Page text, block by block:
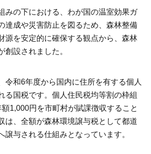
みの下における、わが国の温室効果ガ
達成や災害防止を図るため、森林整備
源を安定的に確保する観点から、森林
創設されました。
和6年度から国内に住所を有する個人
る国税です。個人住民税均等割の枠組
1,000円を市町村が賦課徴収すること
は、全額が森林環境譲与税として都道
譲与される仕組みとなっています。